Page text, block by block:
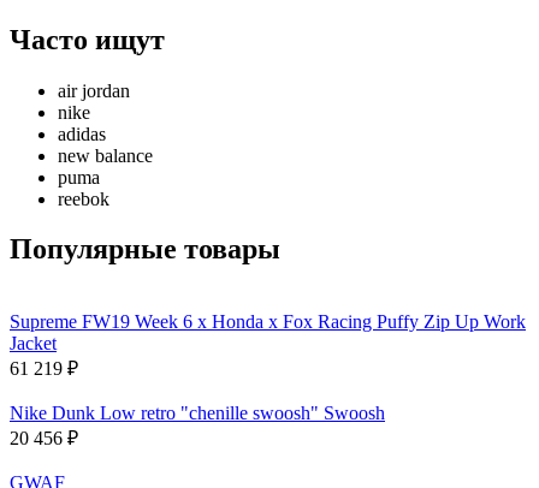
Часто ищут
air jordan
nike
adidas
new balance
puma
reebok
Популярные товары
Supreme FW19 Week 6 x Honda x Fox Racing Puffy Zip Up Work
Jacket
61 219 ₽
Nike Dunk Low retro "chenille swoosh" Swoosh
20 456 ₽
GWAF